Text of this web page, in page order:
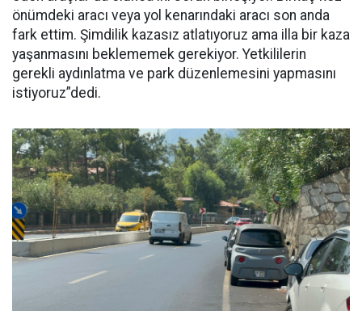
önümdeki aracı veya yol kenarındaki aracı son anda
fark ettim. Şimdilik kazasız atlatıyoruz ama illa bir kaza
yaşanmasını beklememek gerekiyor. Yetkililerin
gerekli aydınlatma ve park düzenlemesini yapmasını
istiyoruz”dedi.